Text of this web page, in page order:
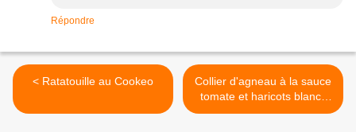
Répondre
< Ratatouille au Cookeo
Collier d'agneau à la sauce
tomate et haricots blancs
frais >